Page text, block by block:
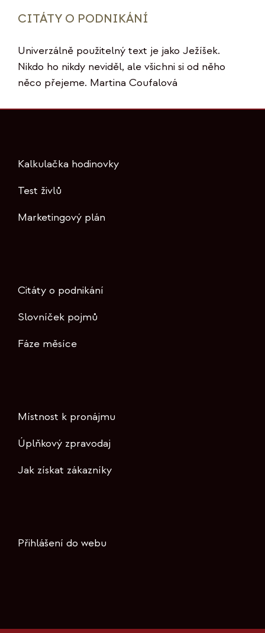
CITÁTY O PODNIKÁNÍ
Univerzálně použitelný text je jako Ježíšek.
Nikdo ho nikdy neviděl, ale všichni si od něho
něco přejeme. Martina Coufalová
Kalkulačka hodinovky
Test živlů
Marketingový plán
Citáty o podnikání
Slovníček pojmů
Fáze měsíce
Místnost k pronájmu
Úplňkový zpravodaj
Jak získat zákazníky
Přihlášení do webu